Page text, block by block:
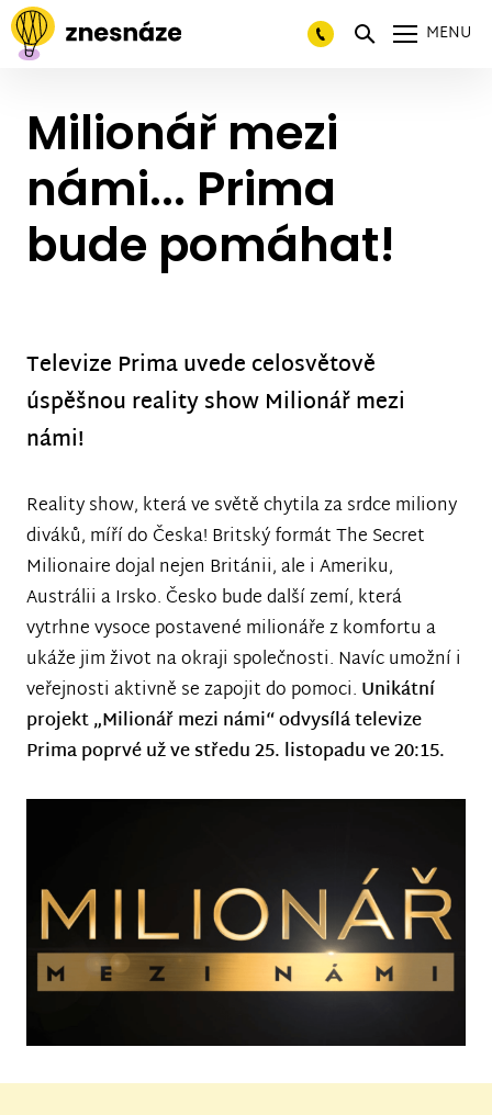
MENU
Milionář mezi
námi... Prima
bude pomáhat!
Televize Prima uvede celosvětově
úspěšnou reality show Milionář mezi
námi!
Reality show, která ve světě chytila za srdce miliony
diváků, míří do Česka! Britský formát The Secret
Milionaire dojal nejen Británii, ale i Ameriku,
Austrálii a Irsko. Česko bude další zemí, která
vytrhne vysoce postavené milionáře z komfortu a
ukáže jim život na okraji společnosti. Navíc umožní i
veřejnosti aktivně se zapojit do pomoci. Unikátní
projekt „Milionář mezi námi“ odvysílá televize
Prima poprvé už ve středu 25. listopadu ve 20:15.